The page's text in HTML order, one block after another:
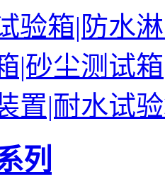
验箱|防水
|砂尘测试箱
置|耐水试
列